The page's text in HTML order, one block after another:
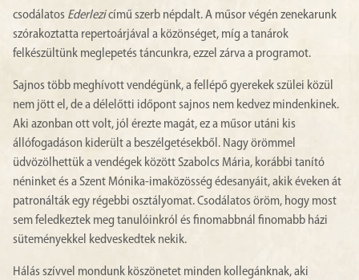
csodálatos Ederlezicímű szerb népdalt. A műsor végén zenekarunk
szórakoztatta repertoárjával a közönséget, míg a tanárok
felkészültünk meglepetés táncunkra, ezzel zárva a programot.
Sajnos több meghívott vendégünk, a fellépő gyerekek szülei közül
nem jött el, de a délelőtti időpont sajnos nem kedvez mindenkinek.
Aki azonban ott volt, jól érezte magát, ez a műsor utáni kis
állófogadáson kiderült a beszélgetésekből. Nagy örömmel
üdvözölhettük a vendégek között Szabolcs Mária, korábbi tanító
néninket és a Szent Mónika-imaközösség édesanyáit, akik éveken át
patronálták egy régebbi osztályomat. Csodálatos öröm, hogy most
sem feledkeztek meg tanulóinkról és finomabbnál finomabb házi
süteményekkel kedveskedtek nekik.
Hálás szívvel mondunk köszönetet minden kollegánknak, aki